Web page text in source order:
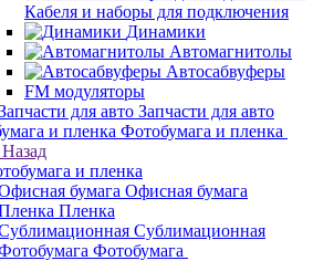
Кабеля и наборы для подключения
Динамики
Автомагнитолы
Автосабвуферы
FM модуляторы
Запчасти для авто
Фотобумага и пленка
Назад
и пленка
Офисная бумага
Пленка
Сублимационная
Фотобумага